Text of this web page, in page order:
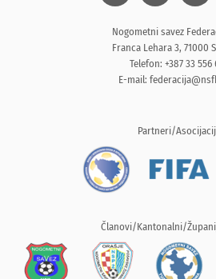
Nogometni savez
Franca Lehara 3, 71000
Telefon: +387 33 556
E-mail:
Partneri/
Članovi/Kantonalni/